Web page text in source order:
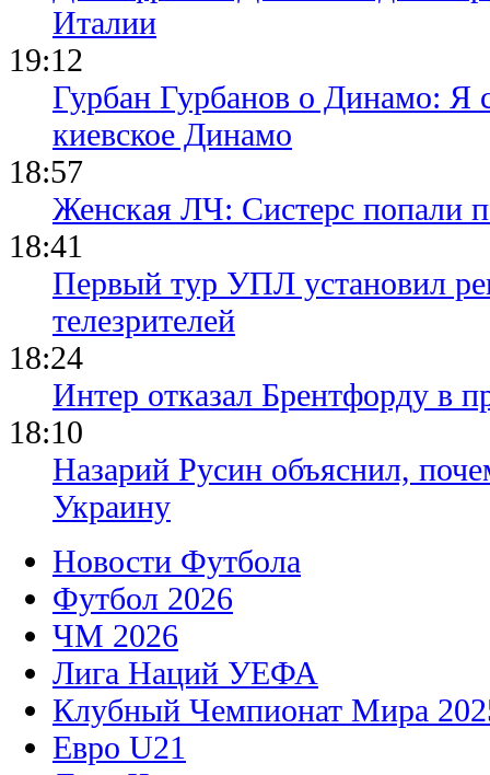
Италии
19:12
Гурбан Гурбанов о Динамо: Я
киевское Динамо
18:57
Женская ЛЧ: Систерс попали
18:41
Первый тур УПЛ установил
телезрителей
18:24
Интер отказал Брентфорду в
18:10
Назарий Русин объяснил,
Украину
Новости Футбола
Футбол 2026
ЧМ 2026
Лига Наций УЕФА
Клубный Чемпионат Мира
Евро U21